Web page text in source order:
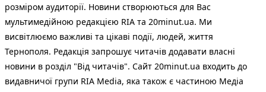
розміром аудиторії. Новини створюються для Вас
мультимедійною редакцією RIA та 20minut.ua. Ми
висвітлюємо важливі та цікаві події, людей, життя
Тернополя. Редакція запрошує читачів додавати власні
новини в розділ "Від читачів". Сайт 20minut.ua входить до
видавничої групи RIA Media, яка також є частиною Медіа